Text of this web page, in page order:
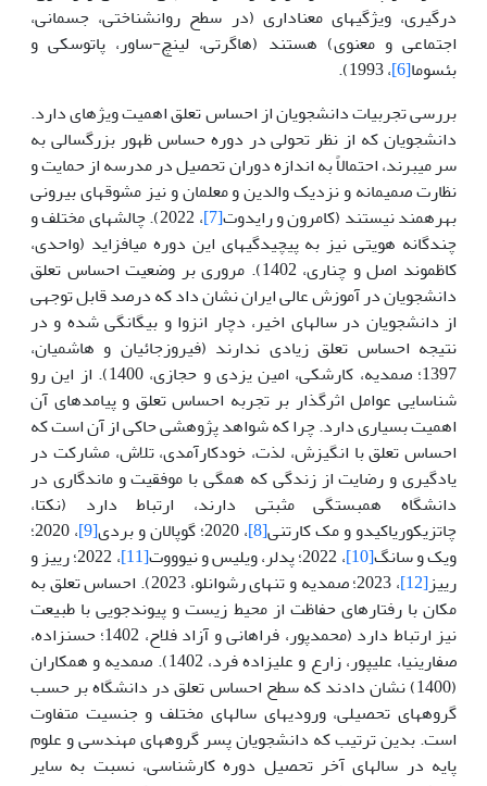
درگیری، ویژگی­های معناداری (در سطح روان­شناختی، جسمانی،
اجتماعی و معنوی) هستند (هاگرتی، لینچ-ساور، پاتوسکی و
بئسوما[6] ، 1993).
بررسی تجربیات دانشجویان از احساس تعلق اهمیت ویژه­ای دارد.
دانشجویان که از نظر تحولی در دوره حساس ظهور بزرگسالی به
سر می­برند، احتمالاً به اندازه دوران تحصیل در مدرسه از حمایت و
نظارت صمیمانه و نزدیک والدین و معلمان و نیز مشوق­های بیرونی
بهره­مند نیستند (کامرون و رایدوت[7]
، 2022). چالش­های مختلف و
چندگانه هویتی نیز به پیچیدگی­های این دوره می­افزاید (واحدی،
کاظم­وند اصل و چناری، 1402). مروری بر وضعیت احساس تعلق
دانشجویان در آموزش عالی ایران نشان داد که درصد قابل توجهی
از دانشجویان در سال­های اخیر، دچار انزوا و بیگانگی شده و در
نتیجه احساس تعلق زیادی ندارند (فیروزجائیان و هاشمیان،
1397؛ صمدیه، کارشکی، امین یزدی و حجازی، 1400). از این رو
شناسایی عوامل اثرگذار بر تجربه احساس تعلق و پیامدهای آن
اهمیت بسیاری دارد. چرا که شواهد پژوهشی حاکی از آن است که
احساس تعلق با انگیزش، لذت، خودکارآمدی، تلاش، مشارکت در
یادگیری و رضایت از زندگی که همگی با موفقیت و ماندگاری در
دانشگاه همبستگی مثبتی دارند، ارتباط دارد (نکتا،
چاتزیکوریاکیدو و مک کارتنی[8] ، 2020؛ گوپالان و بردی [9]
، 2020؛
ویک و سانگ[10] ، 2022؛ پدلر، ویلیس و نیوووت [11]
، 2022؛ رییز و
رییز[12]
، 2023؛ صمدیه و تنهای رشوانلو، 2023). احساس تعلق به
مکان با رفتارهای حفاظت از محیط زیست و پیوندجویی با طبیعت
نیز ارتباط دارد (محمدپور، فراهانی و آزاد فلاح، 1402؛ حسن­زاده،
صفاری­نیا، علیپور، زارع و علیزاده فرد، 1402). صمدیه و همکاران
(1400) نشان دادند که سطح احساس تعلق در دانشگاه بر حسب
گروه­های تحصیلی، ورودی­های سال­های مختلف و جنسیت متفاوت
است. بدین ترتیب که دانشجویان پسر گروه­های مهندسی و علوم
پایه در سال­های آخر تحصیل دوره کارشناسی، نسبت به سایر